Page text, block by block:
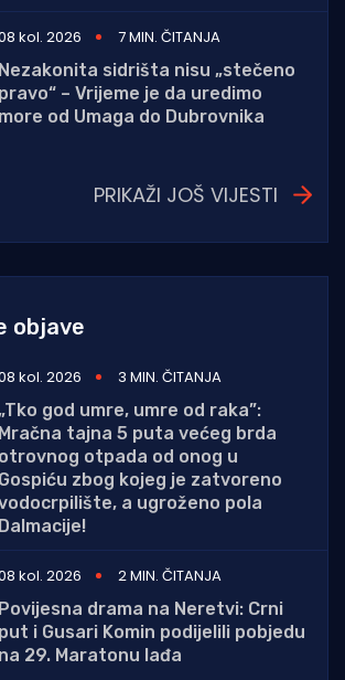
kol. 2026
7 MIN. ČITANJA
Nezakonita sidrišta nisu „stečeno
pravo“ – Vrijeme je da uredimo
more od Umaga do Dubrovnika
PRIKAŽI JOŠ VIJESTI
objave
kol. 2026
3 MIN. ČITANJA
god umre, umre od raka”:
Mračna tajna 5 puta većeg brda
otrovnog otpada od onog u
Gospiću zbog kojeg je zatvoreno
a ugroženo pola
Dalmacije!
kol. 2026
2 MIN. ČITANJA
Povijesna drama na Neretvi: Crni
put i Gusari Komin podijelili pobjedu
na 29. Maratonu lađa